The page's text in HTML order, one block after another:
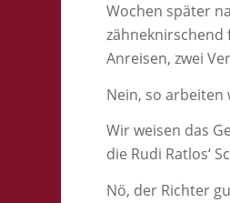
Wochen später
zähneknirschend
Anreisen, zwei
Nein, so arbeiten
Wir weisen das
die Rudi Ratlos‘
Nö, der Richter